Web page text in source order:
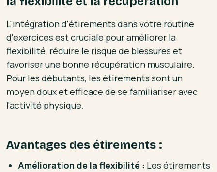
L'intégration d'étirements dans votre routine
d'exercices est cruciale pour améliorer la
flexibilité, réduire le risque de blessures et
favoriser une bonne récupération musculaire.
Pour les débutants, les étirements sont un
moyen doux et efficace de se familiariser avec
l'activité physique.
Avantages des étirements :
Amélioration de la flexibilité : Les étirements